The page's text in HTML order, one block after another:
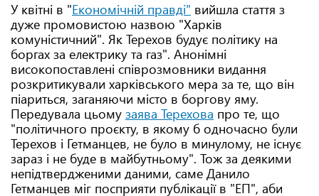
У квітні в "Економічній правді" вийшла стаття з
дуже промовистою назвою "Харків
комуністичний". Як Терехов будує політику на
боргах за електрику та газ". Анонімні
високопоставлені співрозмовники видання
розкритикували харківського мера за те, що він
піариться, заганяючи місто в боргову яму.
Передувала цьому заява Терехова про те, що
"політичного проєкту, в якому б одночасно були
Терехов і Гетманцев, не було в минулому, не існує
зараз і не буде в майбутньому". Тож за деякими
непідтвердженими даними, саме Данило
Гетманцев міг посприяти публікації в "ЕП", аби